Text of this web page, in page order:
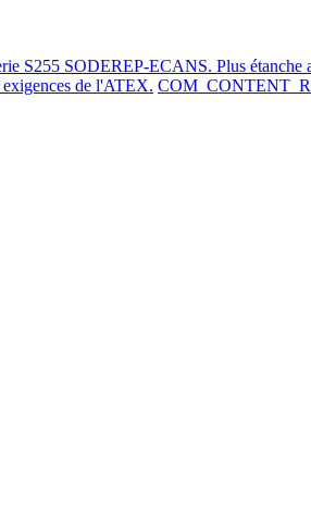
S255 SODEREP-ECANS. Plus
exigences de l'ATEX.